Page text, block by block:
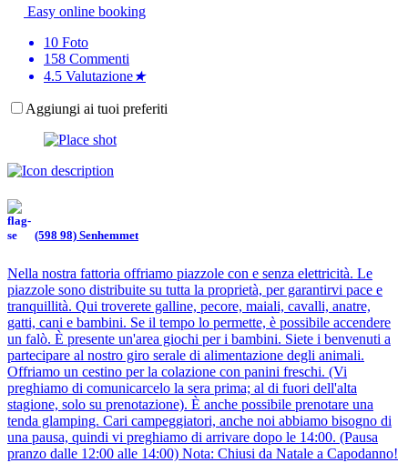
Easy online booking
10 Foto
158 Commenti
4.5 Valutazione★
Aggiungi ai tuoi preferiti
(598 98) Senhemmet
Nella nostra fattoria offriamo piazzole con e senza elettricità. Le
piazzole sono distribuite su tutta la proprietà, per garantirvi pace e
tranquillità. Qui troverete galline, pecore, maiali, cavalli, anatre,
gatti, cani e bambini. Se il tempo lo permette, è possibile accendere
un falò. È presente un'area giochi per i bambini. Siete i benvenuti a
partecipare al nostro giro serale di alimentazione degli animali.
Offriamo un cestino per la colazione con panini freschi. (Vi
preghiamo di comunicarcelo la sera prima; al di fuori dell'alta
stagione, solo su prenotazione). È anche possibile prenotare una
tenda glamping. Cari campeggiatori, anche noi abbiamo bisogno di
una pausa, quindi vi preghiamo di arrivare dopo le 14:00. (Pausa
pranzo dalle 12:00 alle 14:00) Nota: Chiusi da Natale a Capodanno!